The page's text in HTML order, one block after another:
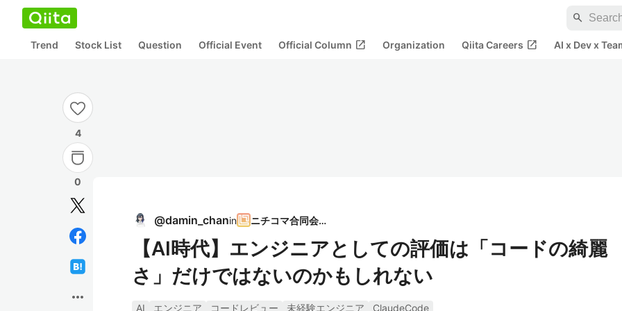
search
Trend Stock List Question Official Event Official Column open_in_new Organization Qiita Careers open_in_new AI x Dev x
4
0
more_horiz
@damin_chanin ニチコマ合同会社
【AI時代】エンジニアとしての評価は「コードの綺麗
さ」だけではないのかもしれない
AI エンジニア コードレビュー 未経験エンジニア
ClaudeCode